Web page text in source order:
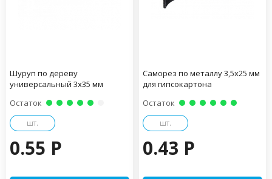
Шуруп по дереву
универсальный 3х35 мм
Остаток
шт.
0.55 P
Саморез по металлу 3,5х25 мм
для гипсокартона
Остаток
шт.
0.43 P